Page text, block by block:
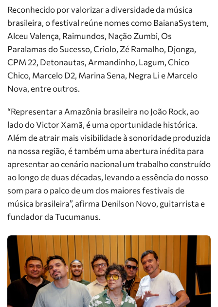
Reconhecido por valorizar a diversidade da música
brasileira, o festival reúne nomes como BaianaSystem,
Alceu Valença, Raimundos, Nação Zumbi, Os
Paralamas do Sucesso, Criolo, Zé Ramalho, Djonga,
CPM 22, Detonautas, Armandinho, Lagum, Chico
Chico, Marcelo D2, Marina Sena, Negra Li e Marcelo
Nova, entre outros.
“Representar a Amazônia brasileira no João Rock, ao
lado do Victor Xamã, é uma oportunidade histórica.
Além de atrair mais visibilidade à sonoridade produzida
na nossa região, é também uma abertura inédita para
apresentar ao cenário nacional um trabalho construído
ao longo de duas décadas, levando a essência do nosso
som para o palco de um dos maiores festivais de
música brasileira”, afirma Denilson Novo, guitarrista e
fundador da Tucumanus.